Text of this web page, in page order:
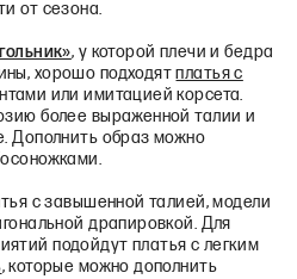
от сезона.
, у которой плечи и бедра
хорошо подходятплатья с
или имитацией корсета.
более выраженной талии и
Дополнить образ можно
с завышенной талией, модели
драпировкой. Для
подойдут платья с легким
, которые можно дополнить